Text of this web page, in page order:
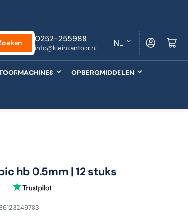
0252-255988
info@kleinkantoor.nl
T
a
a
NL Log in
OPBERGMIDDELEN
hb 0.5mm | 12 stuks